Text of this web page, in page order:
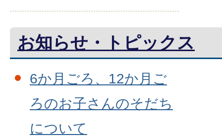
お知らせ・トピックス
6か月ごろ、12か月ご
ろのお子さんのそだち
について